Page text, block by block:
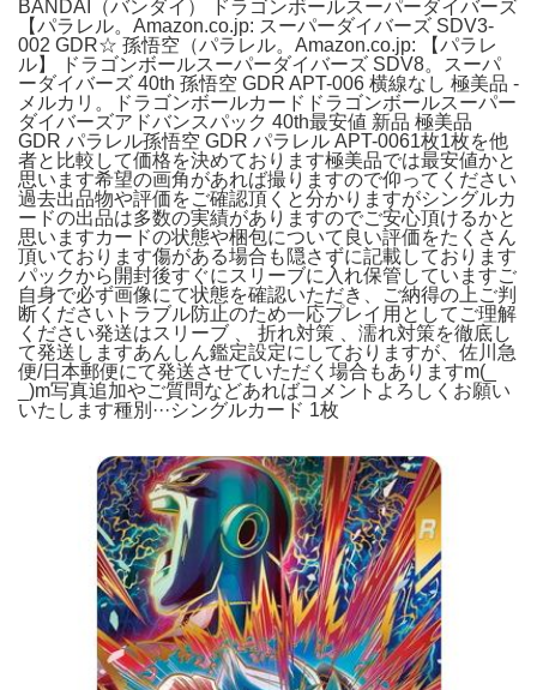
BANDAI（バンダイ） ドラゴンボールスーパーダイバーズ
【パラレル。Amazon.co.jp: スーパーダイバーズ SDV3-
002 GDR☆ 孫悟空（パラレル。Amazon.co.jp: 【パラレ
ル】 ドラゴンボールスーパーダイバーズ SDV8。スーパ
ーダイバーズ 40th 孫悟空 GDR APT-006 横線なし 極美品 -
メルカリ。ドラゴンボールカードドラゴンボールスーパー
ダイバーズアドバンスパック 40th最安値 新品 極美品
GDR パラレル孫悟空 GDR パラレル APT-0061枚1枚を他
者と比較して価格を決めております極美品では最安値かと
思います希望の画角があれば撮りますので仰ってください
過去出品物や評価をご確認頂くと分かりますがシングルカ
ードの出品は多数の実績がありますのでご安心頂けるかと
思いますカードの状態や梱包について良い評価をたくさん
頂いております傷がある場合も隠さずに記載しております
パックから開封後すぐにスリーブに入れ保管していますご
自身で必ず画像にて状態を確認いただき、ご納得の上ご判
断くださいトラブル防止のため一応プレイ用としてご理解
ください発送はスリーブ 、 折れ対策 、濡れ対策を徹底し
て発送しますあんしん鑑定設定にしておりますが、佐川急
便/日本郵便にて発送させていただく場合もありますm(_
_)m写真追加やご質問などあればコメントよろしくお願い
いたします種別···シングルカード 1枚